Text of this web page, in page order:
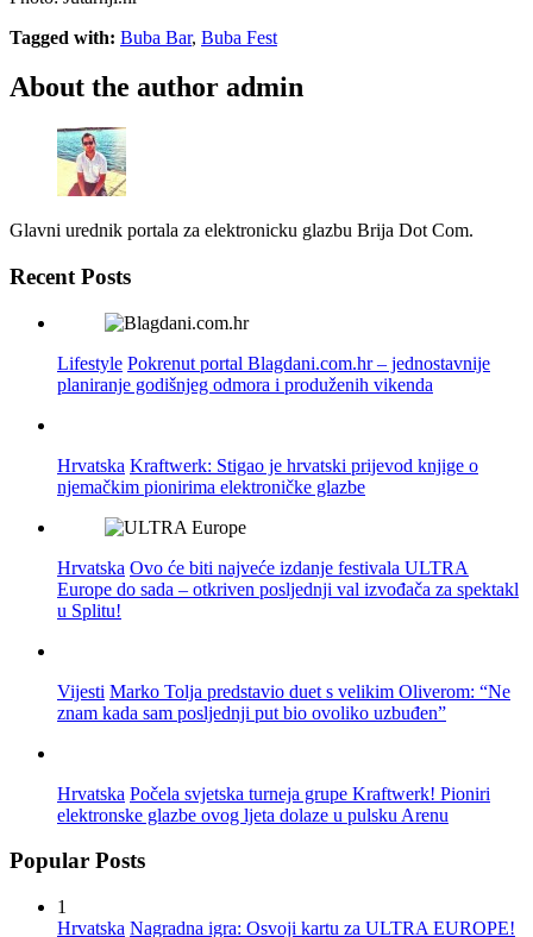
Tagged with: Buba Bar, Buba Fest
About the author admin
Glavni urednik portala za elektronicku glazbu Brija Dot Com.
Recent Posts
Lifestyle Pokrenut portal Blagdani.com.hr – jednostavnije
planiranje godišnjeg odmora i produženih vikenda
Hrvatska Kraftwerk: Stigao je hrvatski prijevod knjige o
njemačkim pionirima elektroničke glazbe
Hrvatska Ovo će biti najveće izdanje festivala ULTRA
Europe do sada – otkriven posljednji val izvođača za spektakl
u Splitu!
Vijesti Marko Tolja predstavio duet s velikim Oliverom: “Ne
znam kada sam posljednji put bio ovoliko uzbuđen”
Hrvatska Počela svjetska turneja grupe Kraftwerk! Pioniri
elektronske glazbe ovog ljeta dolaze u pulsku Arenu
Popular Posts
1
Hrvatska Nagradna igra: Osvoji kartu za ULTRA EUROPE!